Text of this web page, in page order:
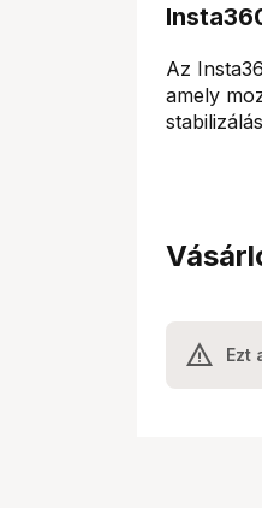
Az
amely
Ezt